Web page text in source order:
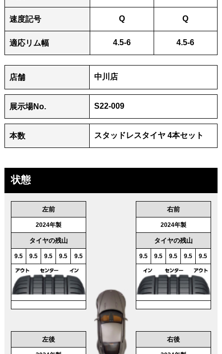
速度記号 Q Q
適応リム幅 4.5-6 4.5-6
店舗 中川店
展⽰場No. S22-009
本数 スタッドレスタイヤ 4本セット
状態
左前
2024年製
タイヤの残山
9.5 9.5 9.5 9.5 9.5
右前
2024年製
タイヤの残山
9.5 9.5 9.5 9.5 9.5
左後 右後